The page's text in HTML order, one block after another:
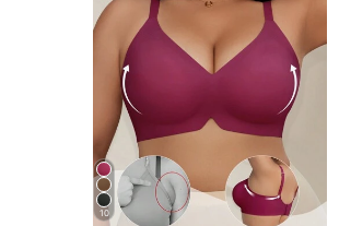
10